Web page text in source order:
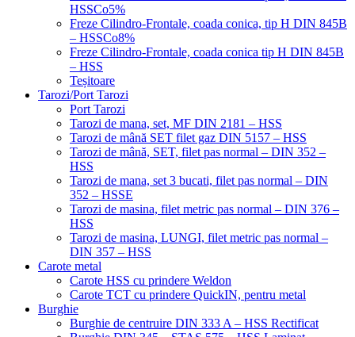
HSSCo5%
Freze Cilindro-Frontale, coada conica, tip H DIN 845B
– HSSCo8%
Freze Cilindro-Frontale, coada conica tip H DIN 845B
– HSS
Teșitoare
Tarozi/Port Tarozi
Port Tarozi
Tarozi de mana, set, MF DIN 2181 – HSS
Tarozi de mână SET filet gaz DIN 5157 – HSS
Tarozi de mână, SET, filet pas normal – DIN 352 –
HSS
Tarozi de mana, set 3 bucati, filet pas normal – DIN
352 – HSSE
Tarozi de masina, filet metric pas normal – DIN 376 –
HSS
Tarozi de masina, LUNGI, filet metric pas normal –
DIN 357 – HSS
Carote metal
Carote HSS cu prindere Weldon
Carote TCT cu prindere QuickIN, pentru metal
Burghie
Burghie de centruire DIN 333 A – HSS Rectificat